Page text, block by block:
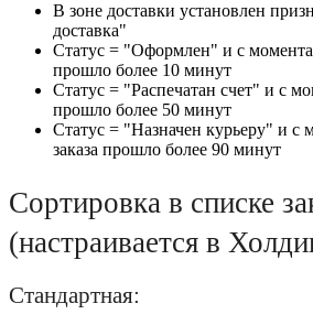
В зоне доставки установлен
доставка"
Статус = "Оформлен" и с момента
прошло более 10 минут
Статус = "Распечатан счет" и с
прошло более 50 минут
Статус = "Назначен курьеру" и с
заказа прошло более 90 минут
Сортировка в списке
(настраивается в
Стандартная: